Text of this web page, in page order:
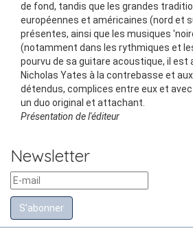
de fond, tandis que les grandes
européennes et américaines (nord et
présentes, ainsi que les musiques
(notamment dans les rythmiques et
pourvu de sa guitare acoustique, il est
Nicholas Yates à la contrebasse et
détendus, complices entre eux et
un duo original et attachant.
Présentation de l'éditeur
Newsletter
S’abonner